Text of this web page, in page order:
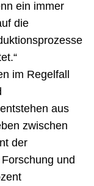
ein immer
die
im Regelfall
aus
zwischen
der
und